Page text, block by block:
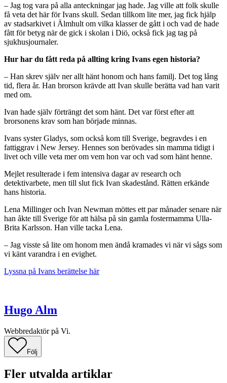
– Jag tog vara på alla anteckningar jag hade. Jag ville att folk skulle
få veta det här för Ivans skull. Sedan tillkom lite mer, jag fick hjälp
av stadsarkivet i Älmhult om vilka klasser de gått i och vad de hade
fått för betyg när de gick i skolan i Diö, också fick jag tag på
sjukhusjournaler.
Hur har du fått reda på allting kring Ivans egen historia?
– Han skrev själv ner allt hänt honom och hans familj. Det tog lång
tid, flera år. Han brorson krävde att Ivan skulle berätta vad han varit
med om.
Ivan hade själv förträngt det som hänt. Det var först efter att
brorsonens krav som han började minnas.
Ivans syster Gladys, som också kom till Sverige, begravdes i en
fattiggrav i New Jersey. Hennes son berövades sin mamma tidigt i
livet och ville veta mer om vem hon var och vad som hänt henne.
Mejlet resulterade i fem intensiva dagar av research och
detektivarbete, men till slut fick Ivan skadestånd. Rätten erkände
hans historia.
Lena Millinger och Ivan Newman möttes ett par månader senare när
han åkte till Sverige för att hälsa på sin gamla fostermamma Ulla-
Brita Karlsson. Han ville tacka Lena.
– Jag visste så lite om honom men ändå kramades vi när vi sågs som
vi känt varandra i en evighet.
Lyssna på Ivans berättelse här
Hugo Alm
Webbredaktör på Vi.
Följ
Fler utvalda artiklar